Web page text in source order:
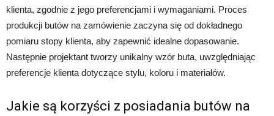
klienta, zgodnie z jego preferencjami i wymaganiami. Proces
produkcji butów na zamówienie zaczyna się od dokładnego
pomiaru stopy klienta, aby zapewnić idealne dopasowanie.
Następnie projektant tworzy unikalny wzór buta, uwzględniając
preferencje klienta dotyczące stylu, koloru i materiałów.
Jakie są korzyści z posiadania butów na